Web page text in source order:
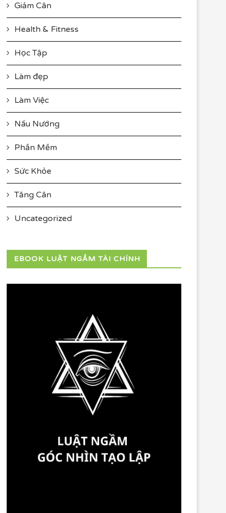
Giảm Cân
Health & Fitness
Học Tập
Làm đẹp
Làm Việc
Nấu Nướng
Phần Mềm
Sức Khỏe
Tăng Cân
Uncategorized
EBOOK LUẬT NGẦM TÀI CHÍNH